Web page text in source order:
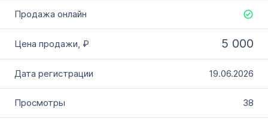
5 000
19.06.2026
38